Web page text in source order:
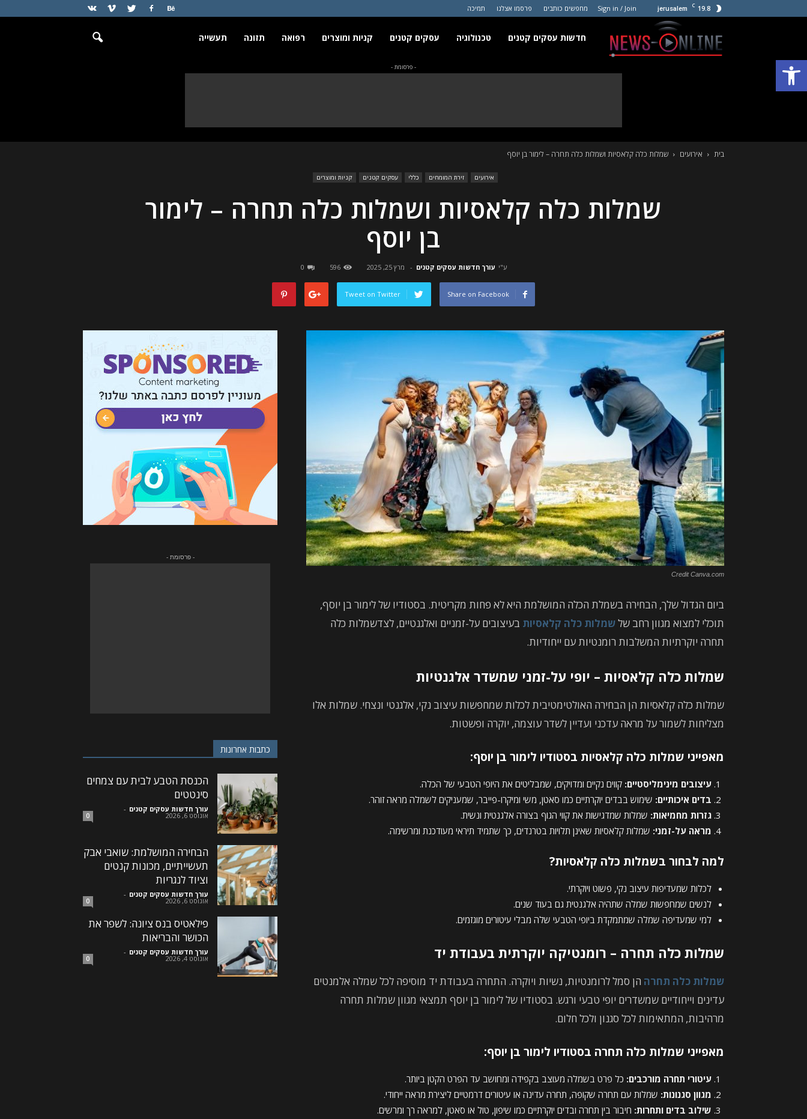
פתח סרגל נגישות
19.8
C
jerusalem
Sign in / Join מחפשים כותבים פרסמו אצלנו תמיכה
חדשות
חדשות עסקים קטנים טכנולוגיה עסקים קטנים קניות ומוצרים רפואה תזונה תעשייה
- פרסומת -
בית אירועים שמלות כלה קלאסיות ושמלות כלה תחרה – לימור בן יוסף
אירועים זירת המומחים כללי עסקים קטנים קניות ומוצרים
שמלות כלה קלאסיות ושמלות כלה תחרה – לימור
בן יוסף
ע"י עורך חדשות עסקים קטנים - מרץ 25, 2025 596
0
Share on Facebook
Tweet on Twitter
Credit Canva.com
ביום הגדול שלך, הבחירה בשמלת הכלה המושלמת היא לא פחות מקריטית. בסטודיו של לימור בן יוסף,
תוכלי למצוא מגוון רחב שלשמלות כלה קלאסיות בעיצובים על-זמניים ואלגנטיים, לצדשמלות כלה
תחרה יוקרתיות המשלבות רומנטיות עם ייחודיות.
שמלות כלה קלאסיות – יופי על-זמני שמשדר אלגנטיות
שמלות כלה קלאסיות הן הבחירה האולטימטיבית לכלות שמחפשות עיצוב נקי, אלגנטי ונצחי. שמלות אלו
מצליחות לשמור על מראה עדכני ועדיין לשדר עוצמה, יוקרה ופשטות.
מאפייני שמלות כלה קלאסיות בסטודיו לימור בן יוסף:
עיצובים מינימליסטיים: קווים נקיים ומדויקים, שמבליטים את היופי הטבעי של הכלה.
בדים איכותיים: שימוש בבדים יוקרתיים כמו סאטן, משי ומיקרו-פייבר, שמעניקים לשמלה מראה זוהר.
גזרות מחמיאות: שמלות שמדגישות את קווי הגוף בצורה אלגנטית ונשית.
מראה על-זמני: שמלות קלאסיות שאינן תלויות בטרנדים, כך שתמיד תיראי מעודכנת ומרשימה.
למה לבחור בשמלות כלה קלאסיות?
לכלות שמעדיפות עיצוב נקי, פשוט ויוקרתי.
לנשים שמחפשות שמלה שתהיה אלגנטית גם בעוד שנים.
למי שמעדיפה שמלה שמתמקדת ביופי הטבעי שלה מבלי עיטורים מוגזמים.
שמלות כלה תחרה – רומנטיקה יוקרתית בעבודת יד
שמלות כלה תחרה הן סמל לרומנטיות, נשיות ויוקרה. התחרה בעבודת יד מוסיפה לכל שמלה אלמנטים
עדינים וייחודיים שמשדרים יופי טבעי ורגש. בסטודיו של לימור בן יוסף תמצאי מגוון שמלות תחרה
מרהיבות, המתאימות לכל סגנון ולכל חלום.
מאפייני שמלות כלה תחרה בסטודיו לימור בן יוסף:
עיטורי תחרה מורכבים: כל פרט בשמלה מעוצב בקפידה ומחושב עד הפרט הקטן ביותר.
מגוון סגנונות: שמלות עם תחרה שקופה, תחרה עדינה או עיטורים דרמטיים ליצירת מראה ייחודי.
שילוב בדים ותחרות: חיבור בין תחרה ובדים יוקרתיים כמו שיפון, טול או סאטן, למראה רך ומרשים.
- פרסומת -
כתבות אחרונות
הכנסת הטבע לבית עם צמחים
סינטטים
עורך חדשות עסקים קטנים -
אוגוסט 6, 2026 0
הבחירה המושלמת: שואבי אבק
תעשייתיים, מכונות קנטים
וציוד לנגריות
עורך חדשות עסקים קטנים -
אוגוסט 6, 2026 0
פילאטיס בנס ציונה: לשפר את
הכושר והבריאות
עורך חדשות עסקים קטנים -
אוגוסט 4, 2026 0